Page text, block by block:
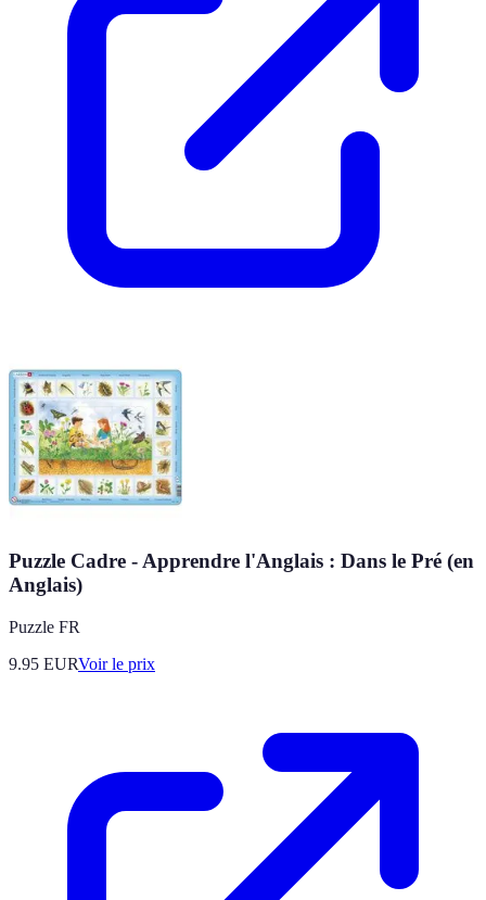
Puzzle Cadre - Apprendre l'Anglais : Dans le Pré (en
Anglais)
Puzzle FR
9.95 EURVoir le prix